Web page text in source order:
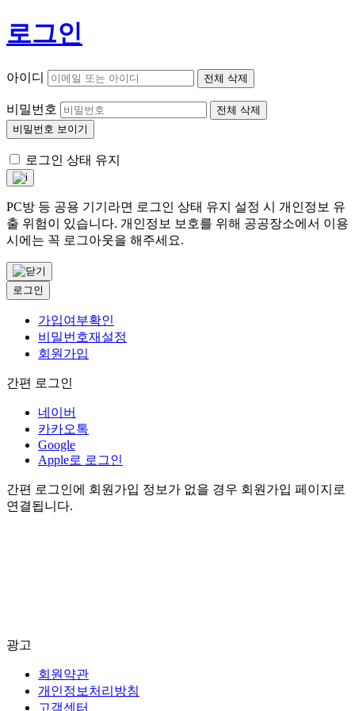
로그인
아이디 전체 삭제
비밀번호
전체 삭제
비밀번호 보이기
로그인 상태 유지
PC방 등 공용 기기라면 로그인 상태 유지 설정 시 개인정보 유
출 위험이 있습니다. 개인정보 보호를 위해 공공장소에서 이용
시에는 꼭 로그아웃을 해주세요.
로그인
가입여부확인
비밀번호재설정
회원가입
간편 로그인
네이버
카카오톡
Google
Apple로 로그인
간편 로그인에 회원가입 정보가 없을 경우 회원가입 페이지로
연결됩니다.
광고
회원약관
개인정보처리방침
고객센터